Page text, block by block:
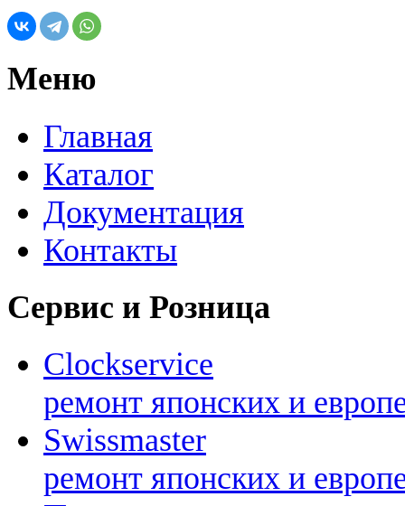
Меню
Главная
Каталог
Документация
Контакты
Сервис и Розница
Clockservice
ремонт японских и
Swissmaster
ремонт японских и